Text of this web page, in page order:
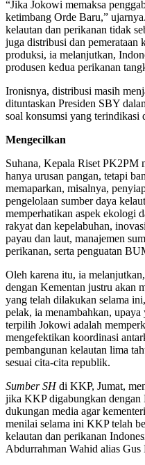
“Jika Jokowi memaksa
ketimbang Orde Baru,”
kelautan dan perikanan tidak
juga distribusi dan
produksi, ia melanjutkan,
produsen kedua perikanan
Ironisnya, distribusi masih
dituntaskan Presiden SBY
soal konsumsi yang
Mengecilkan
Suhana, Kepala Riset PK2PM
hanya urusan pangan, tetapi
memaparkan, misalnya,
pengelolaan sumber daya
memperhatikan aspek ekologi
rakyat dan kepelabuhan,
payau dan laut, manajemen
perikanan, serta penguatan
Oleh karena itu, ia
dengan Kementan justru akan
yang telah dilakukan selama
pelak, ia menambahkan,
terpilih Jokowi adalah
mengefektikan koordinasi
pembangunan kelautan lima
sesuai cita-cita republik.
Sumber SHdi KKP, Jumat,
jika KKP digabungkan dengan
dukungan media agar
menilai selama ini KKP telah
kelautan dan perikanan
Abdurrahman Wahid alias